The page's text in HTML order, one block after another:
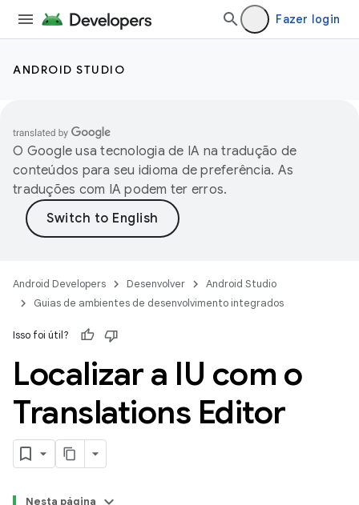
Fazer login
ANDROID STUDIO
O Google usa tecnologia de IA na tradução de
conteúdos para seu idioma de preferência. As
traduções com IA podem ter erros.
Android Developers Desenvolver
Android Studio
Guias de ambientes de desenvolvimento integrados
Isso foi útil?
Localizar a IU com o
Translations Editor
Nesta página